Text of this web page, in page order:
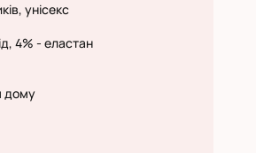
унісекс
4% - еластан
дому